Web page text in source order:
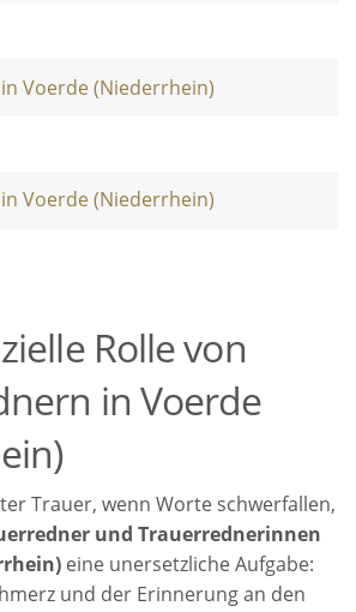
Voerde (Niederrhein)
Voerde (Niederrhein)
Rolle von
in Voerde
Trauer, wenn Worte schwerfallen,
und Trauerrednerinnen
eine unersetzliche Aufgabe:
und der Erinnerung an den